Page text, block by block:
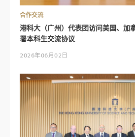
合作交流
港科大（广州）代表团访问美国、加
署本科生交流协议
2026年06月02日